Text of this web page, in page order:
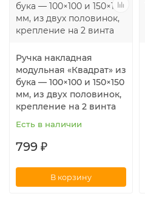
Ручка накладная
модульная «Квадрат» из
бука — 100×100 и 150×150
мм, из двух половинок,
крепление на 2 винта
Есть в наличии
799 ₽
В корзину